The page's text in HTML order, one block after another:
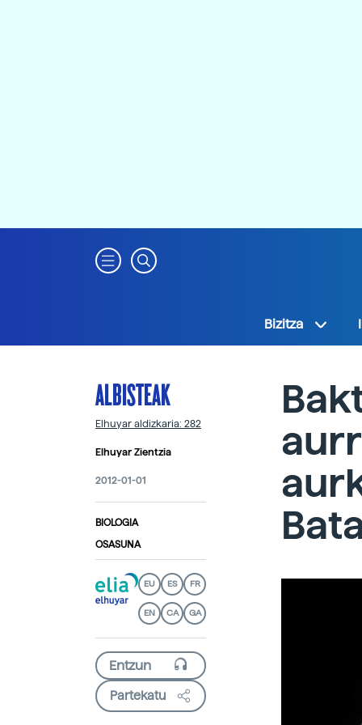
Bizitza
ALBISTEAK
Elhuyar aldizkaria: 282
Elhuyar Zientzia
2012-01-01
BIOLOGIA
OSASUNA
EU ES FR
EN CA GA
Partekatu